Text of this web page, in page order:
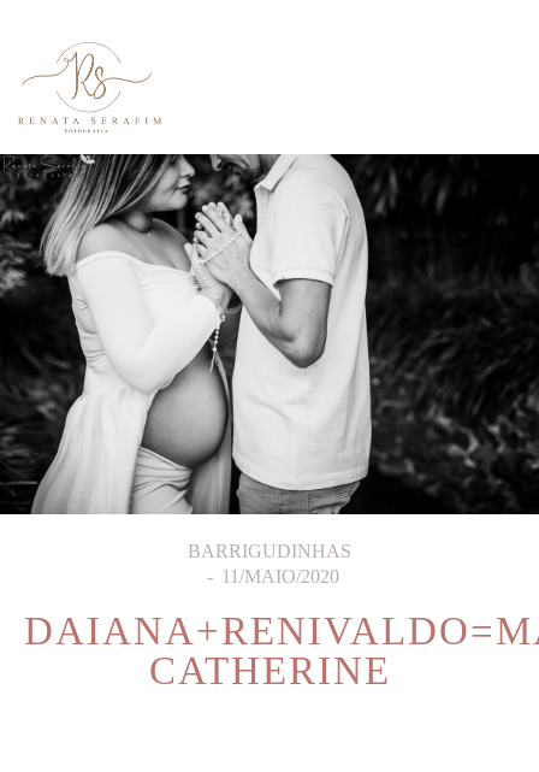
BARRIGUDINHAS
11/MAIO/2020
CATHERINE